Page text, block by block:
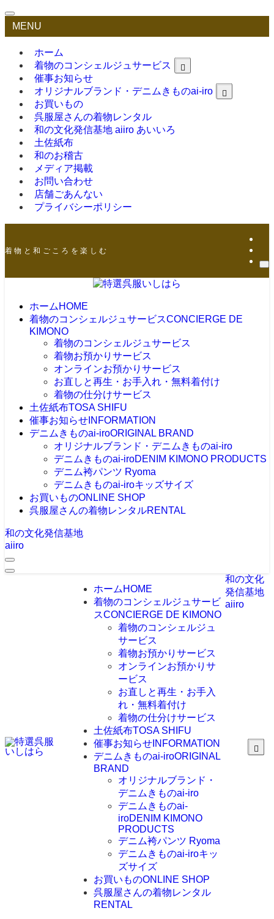
MENU
ホーム
着物のコンシェルジュサービス
催事お知らせ
オリジナルブランド・デニムきものai-iro
お買いもの
呉服屋さんの着物レンタル
和の文化発信基地 aiiro あいいろ
土佐紙布
和のお稽古
メディア掲載
お問い合わせ
店舗ごあんない
プライバシーポリシー
着 物 と 和 ご こ ろ を 楽 し む
ホーム HOME
着物のコンシェルジュサービスCONCIERGE DE
KIMONO
着物のコンシェルジュサービス
着物お預かりサービス
オンラインお預かりサービス
お直しと再生・お手入れ・無料着付け
着物の仕分けサービス
土佐紙布TOSA SHIFU
催事お知らせ INFORMATION
デニムきものai-iroORIGINAL BRAND
オリジナルブランド・デニムきものai-iro
デニムきものai-iroDENIM KIMONO PRODUCTS
デニム袴パンツ Ryoma
デニムきものai-iroキッズサイズ
お買いものONLINE SHOP
呉服屋さんの着物レンタルRENTAL
和の文化発信基地
aiiro
ホーム HOME
着物のコンシェルジュサービ
スCONCIERGE DE KIMONO
着物のコンシェルジュ
サービス
着物お預かりサービス
オンラインお預かりサ
ービス
お直しと再生・お手入
れ・無料着付け
着物の仕分けサービス
土佐紙布TOSA SHIFU
催事お知らせINFORMATION
デニムきものai-iroORIGINAL
BRAND
オリジナルブランド・
デニムきものai-iro
デニムきものai-
iroDENIM KIMONO
PRODUCTS
デニム袴パンツ Ryoma
デニムきものai-iroキッ
ズサイズ
お買いものONLINE SHOP
呉服屋さんの着物レンタル
RENTAL
和の文化
発信基地
aiiro